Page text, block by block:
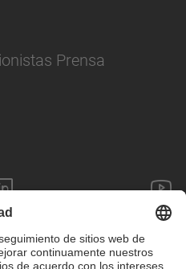
Prensa